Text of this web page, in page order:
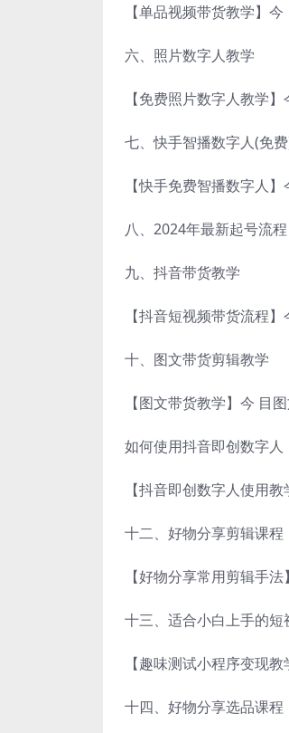
【单品视频带货教学】
六、照片数字人教学
【免费照片数字人教学
七、快手智播数字人(免
【快手免费智播数字人
八、2024年最新起号流程
九、抖音带货教学
【抖音短视频带货流程
十、图文带货剪辑教学
【图文带货教学】今 目
如何使用抖音即创数字人
【抖音即创数字人使用
十二、好物分享剪辑课程
【好物分享常用剪辑手
十三、适合小白上手的
【趣味测试小程序变现
十四、好物分享选品课程